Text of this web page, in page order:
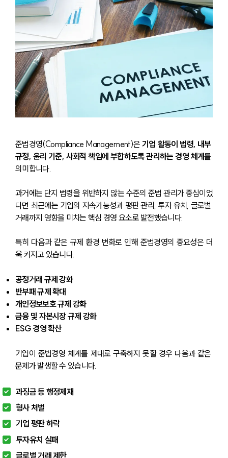
준법경영(Compliance Management)은 기업 활동이 법령, 내부
규정, 윤리 기준, 사회적 책임에 부합하도록 관리하는 경영 체계를
의미합니다.
과거에는 단지 법령을 위반하지 않는 수준의 준법 관리가 중심이었
다면 최근에는 기업의 지속가능성과 평판 관리, 투자 유치, 글로벌
거래까지 영향을 미치는 핵심 경영 요소로 발전했습니다.
특히 다음과 같은 규제 환경 변화로 인해 준법경영의 중요성은 더
욱 커지고 있습니다.
공정거래 규제 강화
반부패 규제 확대
개인정보보호 규제 강화
금융 및 자본시장 규제 강화
ESG 경영 확산
기업이 준법경영 체계를 제대로 구축하지 못할 경우 다음과 같은
문제가 발생할 수 있습니다.
과징금 등 행정제재
형사 처벌
기업 평판 하락
투자유치 실패
글로벌 거래 제한